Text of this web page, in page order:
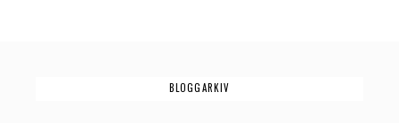
BLOGGARKIV